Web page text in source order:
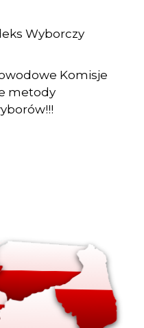
Wyborczy
Komisje
metody